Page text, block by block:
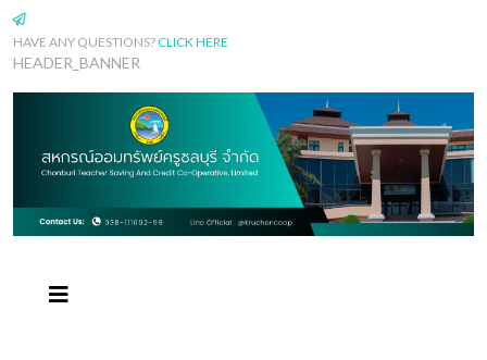
HAVE ANY QUESTIONS? CLICK HERE
HEADER_BANNER